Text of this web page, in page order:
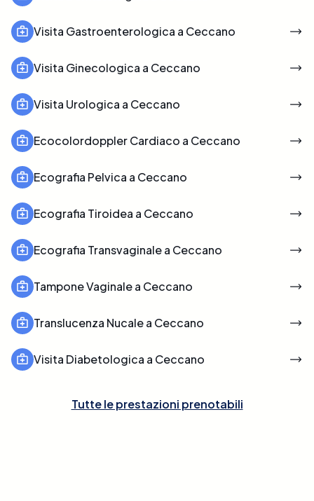
Visita Gastroenterologica a Ceccano
Visita Ginecologica a Ceccano
Visita Urologica a Ceccano
Ecocolordoppler Cardiaco a Ceccano
Ecografia Pelvica a Ceccano
Ecografia Tiroidea a Ceccano
Ecografia Transvaginale a Ceccano
Tampone Vaginale a Ceccano
Translucenza Nucale a Ceccano
Visita Diabetologica a Ceccano
Tutte le prestazioni prenotabili